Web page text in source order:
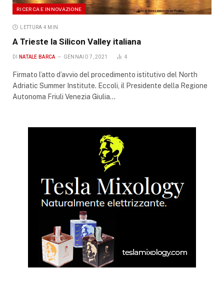
RICERCA E INNOVAZIONE
LETTURA 4 MIN.
A Trieste la Silicon Valley italiana
DI NATALE BARCA GENNAIO 7, 2021 4
Firmato l’atto d’avvio del procedimento istitutivo del North
Adriatic Summer Institute. Eccoli, il Presidente della Regione
Autonoma Friuli Venezia Giulia…